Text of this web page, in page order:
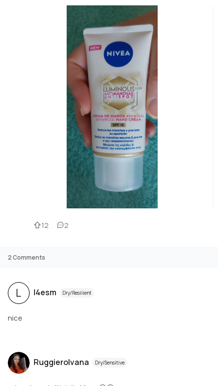
12 2
2Comments
L l4esm Dry/Resilient
nice
RuggieroIvana Dry/Sensitive